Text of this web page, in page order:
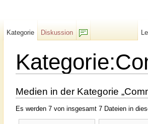
Medien in der Kategorie
Es werden 7 von insgesamt 7 Dateien in
Kategorie
Diskussion